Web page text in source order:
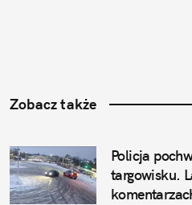
Zobacz także
Policja
targowisku.